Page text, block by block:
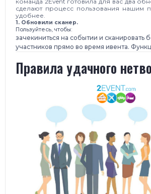
сделают процесс пользования нашим
удобнее.
1. Обновили сканер.
Пользуйтесь, чтобы:
зачекиниться на событии и сканировать
участников прямо во время ивента.
Правила удачного